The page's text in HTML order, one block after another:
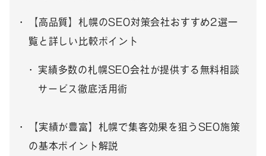
【高品質】札幌のSEO対策会社おすすめ2選一
覧と詳しい比較ポイント
実績多数の札幌SEO会社が提供する無料相談
サービス徹底活用術
【実績が豊富】札幌で集客効果を狙うSEO施策
の基本ポイント解説